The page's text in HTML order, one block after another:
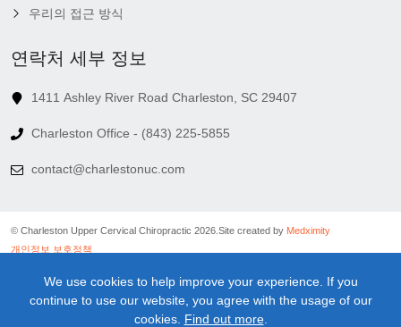
우리의 접근 방식
연락처 세부 정보
1411 Ashley River Road Charleston, SC 29407
Charleston Office - (843) 225-5855
contact@charlestonuc.com
© Charleston Upper Cervical Chiropractic 2026. Site created by Medximity
개인정보 보호정책
연결 정책
이용 약관
We use cookies to help improve your experience. If you
continue to use our website, you agree with the usage of our
cookies. Find out more.